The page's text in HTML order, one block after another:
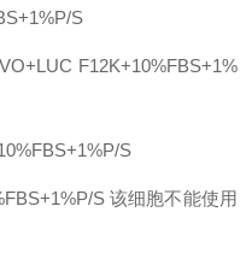
S
F12K+10%FBS+1%
S
S 该细胞不能使用